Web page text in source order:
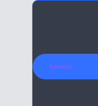
Anasayfa